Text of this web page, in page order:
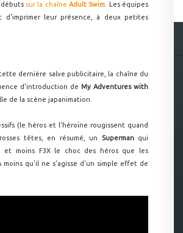
débuts sur la chaîne Adult Swim . Les équipes
leur présence, à deux petites
dernière salve publicitaire, la chaîne du
d'introduction de My Adventures with
de la scène japanimation.
(le héros et l'héroïne rougissent quand
têtes, en résumé, un
Supermanqui
et moins F3X le choc des héros que les
qu'il ne s'agisse d'un simple effet de